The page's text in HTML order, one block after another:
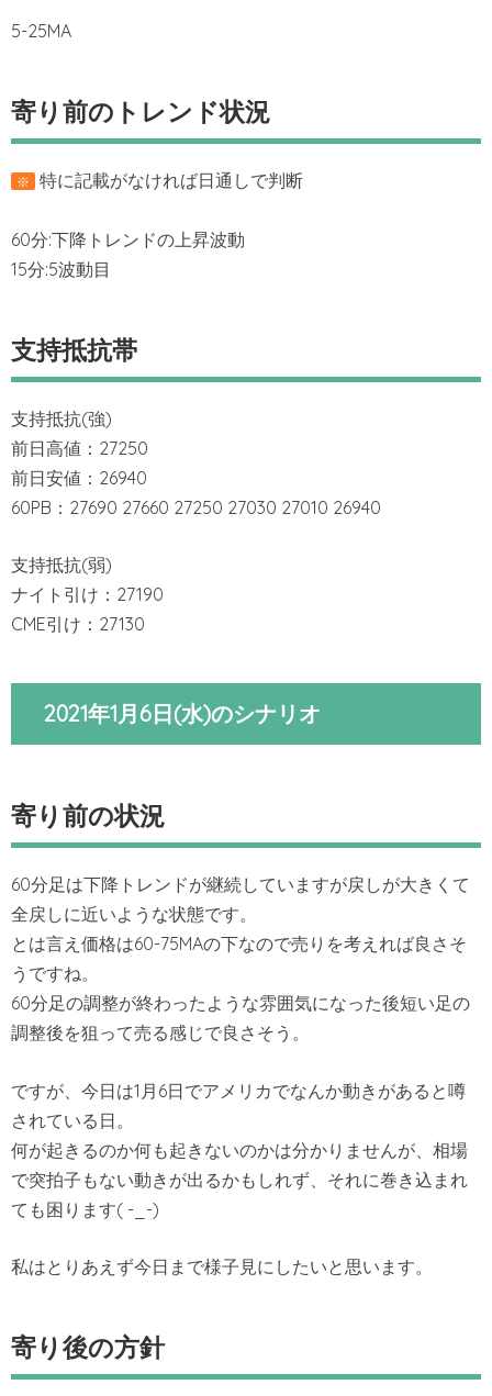
5-25MA
寄り前のトレンド状況
※ 特に記載がなければ日通しで判断
60分:下降トレンドの上昇波動
15分:5波動目
支持抵抗帯
支持抵抗(強)
前日高値：27250
前日安値：26940
60PB：27690 27660 27250 27030 27010 26940
支持抵抗(弱)
ナイト引け：27190
CME引け：27130
2021年1月6日(水)のシナリオ
寄り前の状況
60分足は下降トレンドが継続していますが戻しが大きくて
全戻しに近いような状態です。
とは言え価格は60-75MAの下なので売りを考えれば良さそ
うですね。
60分足の調整が終わったような雰囲気になった後短い足の
調整後を狙って売る感じで良さそう。
ですが、今日は1月6日でアメリカでなんか動きがあると噂
されている日。
何が起きるのか何も起きないのかは分かりませんが、相場
で突拍子もない動きが出るかもしれず、それに巻き込まれ
ても困ります( -_-)
私はとりあえず今日まで様子見にしたいと思います。
寄り後の方針